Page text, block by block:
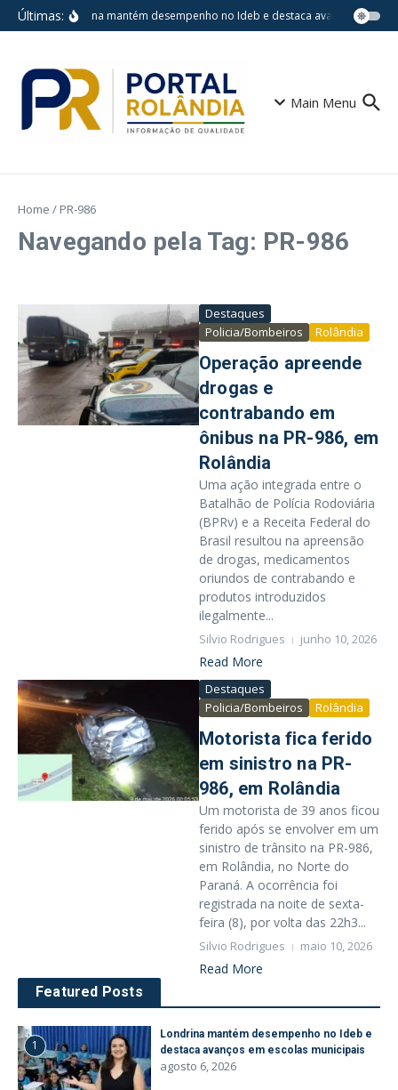
Ir para o conteúdo
Últimas:Londrina mantém desempenho no Ideb e destaca avanços em
Main Menu
Home / PR-986
Navegando pela Tag: PR-986
Destaques
Policia/Bombeiros
Rolândia
Operação apreende
drogas e
contrabando em
ônibus na PR-986, em
Rolândia
Uma ação integrada entre o
Batalhão de Polícia Rodoviária
(BPRv) e a Receita Federal do
Brasil resultou na apreensão
de drogas, medicamentos
oriundos de contrabando e
produtos introduzidos
ilegalmente...
Silvio Rodrigues junho 10, 2026
Read More
Destaques
Policia/Bombeiros
Rolândia
Motorista fica ferido
em sinistro na PR-
986, em Rolândia
Um motorista de 39 anos ficou
ferido após se envolver em um
sinistro de trânsito na PR-986,
em Rolândia, no Norte do
Paraná. A ocorrência foi
registrada na noite de sexta-
feira (8), por volta das 22h3...
Silvio Rodrigues maio 10, 2026
Read More
Featured Posts
1
Londrina mantém desempenho no Ideb e
destaca avanços em escolas municipais
agosto 6, 2026